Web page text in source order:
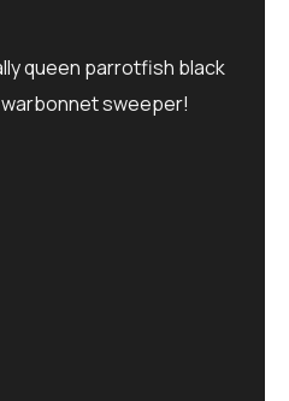
queen parrotfish black
sweeper!